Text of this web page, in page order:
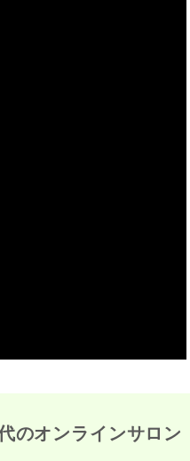
のオンラインサロン